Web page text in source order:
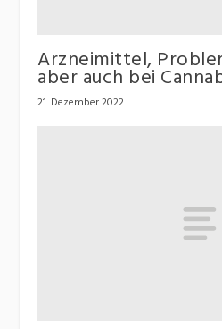
Arzneimittel,
aber auch bei
21. Dezember 2022